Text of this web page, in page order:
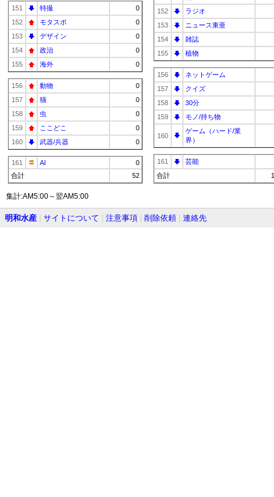
151 特撮
0
152
モタスポ
0
153
デザイン
0
154
政治
0
155
海外 0
156 動物
0
157
猫
0
158
虫
0
159
ここどこ
0
160
武器/兵器 0
161 AI
0
合計
52
152
ラジオ
153
ニュース東亜
154
雑誌
155
植物
156
ネットゲーム
157
クイズ
158
30分
159
モノ/持ち物
160
ゲーム（ハード/業
界）
161
芸能
合計
集計:AM5:00～翌AM5:00
明和水産 サイトについて 注意事項 削除依頼 連絡先